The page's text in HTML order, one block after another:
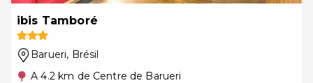
ibis Tamboré
Barueri, Brésil
A 4.2 km de Centre de Barueri